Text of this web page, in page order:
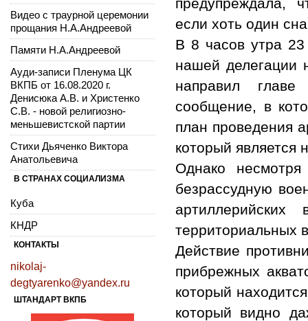
если хоть один
В 8 часов утра 23
нашей делегации
направил
сообщение, в
план проведения
который
Однако
безрассудную
территориальных
Действие
прибрежных
который
который видно
Видео с траурной церемонии
прощания Н.А.Андреевой
Памяти Н.А.Андреевой
Ауди-записи Пленума ЦК
ВКПБ от 16.08.2020 г.
Денисюка А.В. и Христенко
С.В. - новой религиозно-
меньшевистской партии
Стихи Дьяченко Виктора
Анатольевича
В СТРАНАХ СОЦИАЛИЗМА
Куба
КНДР
КОНТАКТЫ
nikolaj-
degtyarenko@yandex.ru
ШТАНДАРТ ВКПБ